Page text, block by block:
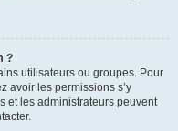
?
utilisateurs ou groupes. Pour
avoir les permissions s’y
et les administrateurs peuvent